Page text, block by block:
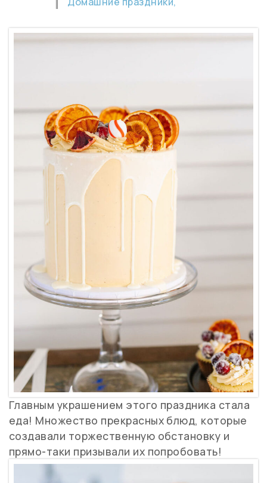
Главным украшением этого праздника стала
еда! Множество прекрасных блюд, которые
создавали торжественную обстановку и
прямо-таки призывали их попробовать!